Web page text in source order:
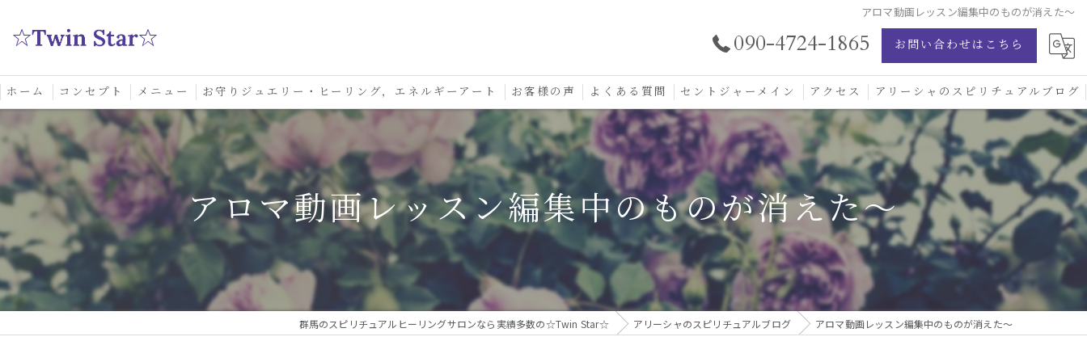
アロマ動画レッスン編集中のものが消えた〜
090-4724-1865 お問い合わせはこちら
ホーム コンセプト メニュー
スクール
お守りジュエリー・ヒーリング，エネルギーアート お客様の声
口コミ
よくある質問 セントジャーメイン
セントジャーメイン愛の学校
セントジャーメインブレッシングカード
お守りジュエリー
アクセス アリーシャのスピリチュアルブログ
アロマ動画レッスン編集中のものが消えた〜
群馬のスピリチュアルヒーリングサロンなら実績多数の☆Twin Star☆ アリーシャのスピリチュアルブログ アロマ動画レッスン編集中のものが消えた〜